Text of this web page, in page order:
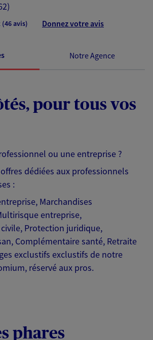
(46 avis) Donnez votre avis
Notre Agence
pour tous vos
ou une entreprise ?
dédiées aux professionnels
:
Marchandises
entreprise,
Protection juridique,
Complémentaire santé, Retraite
exclustifs exclustifs de notre
réservé aux pros.
phares